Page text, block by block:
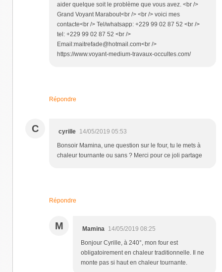
aider quelque soit le problème que vous avez. <br />
Grand Voyant Marabout<br /> <br /> voici mes
contacte<br /> Tel/whatsapp: +229 99 02 87 52 <br />
tel: +229 99 02 87 52 <br />
Email:maitrefade@hotmail.com<br />
https://www.voyant-medium-travaux-occultes.com/
Répondre
C cyrille 14/05/2019 05:53
Bonsoir Mamina, une question sur le four, tu le mets à
chaleur tournante ou sans ? Merci pour ce joli partage
Répondre
M Mamina
14/05/2019 08:25
Bonjour Cyrille, à 240°, mon four est
obligatoirement en chaleur traditionnelle. Il ne
monte pas si haut en chaleur tournante.